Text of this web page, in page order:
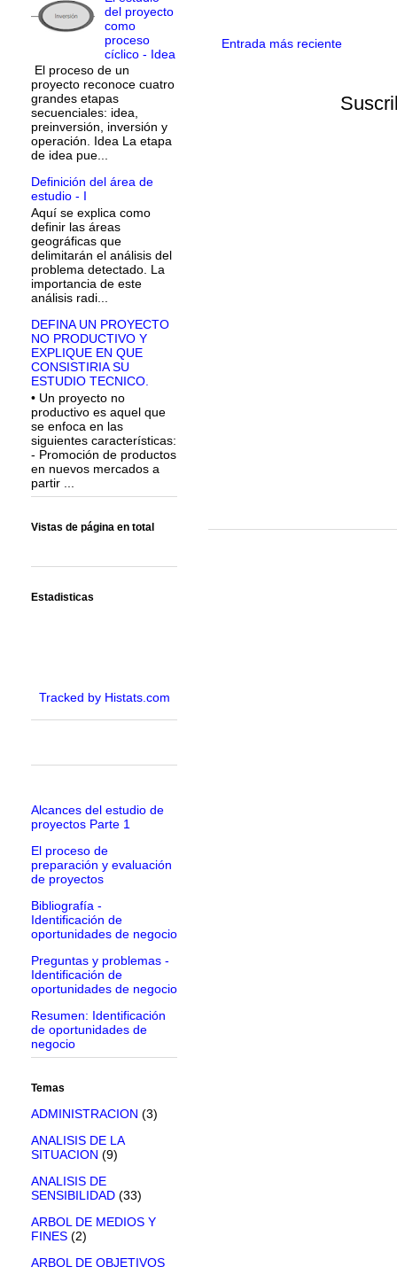
Entrada más reciente
del proyecto
como
proceso
cíclico - Idea
El proceso de un
proyecto reconoce cuatro
grandes etapas
secuenciales: idea,
preinversión, inversión y
operación. Idea La etapa
de idea pue...
Definición del área de
estudio - I
Aquí se explica como
definir las áreas
geográficas que
delimitarán el análisis del
problema detectado. La
importancia de este
análisis radi...
DEFINA UN PROYECTO
NO PRODUCTIVO Y
EXPLIQUE EN QUE
CONSISTIRIA SU
ESTUDIO TECNICO.
• Un proyecto no
productivo es aquel que
se enfoca en las
siguientes características:
- Promoción de productos
en nuevos mercados a
partir ...
Vistas de página en total
Estadisticas
Tracked by Histats.com
Alcances del estudio de
proyectos Parte 1
El proceso de
preparación y evaluación
de proyectos
Bibliografía -
Identificación de
oportunidades de negocio
Preguntas y problemas -
Identificación de
oportunidades de negocio
Resumen: Identificación
de oportunidades de
negocio
Temas
ADMINISTRACION (3)
ANALISIS DE LA
SITUACION (9)
ANALISIS DE
SENSIBILIDAD (33)
ARBOL DE MEDIOS Y
FINES (2)
ARBOL DE OBJETIVOS